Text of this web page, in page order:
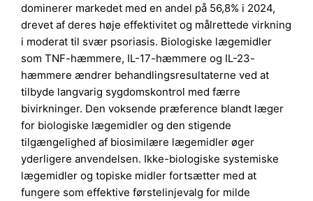
dominerer markedet med en andel på 56,8% i 2024,
drevet af deres høje effektivitet og målrettede virkning
i moderat til svær psoriasis. Biologiske lægemidler
som TNF-hæmmere, IL-17-hæmmere og IL-23-
hæmmere ændrer behandlingsresultaterne ved at
tilbyde langvarig sygdomskontrol med færre
bivirkninger. Den voksende præference blandt læger
for biologiske lægemidler og den stigende
tilgængelighed af biosimilære lægemidler øger
yderligere anvendelsen. Ikke-biologiske systemiske
lægemidler og topiske midler fortsætter med at
fungere som effektive førstelinjevalg for milde